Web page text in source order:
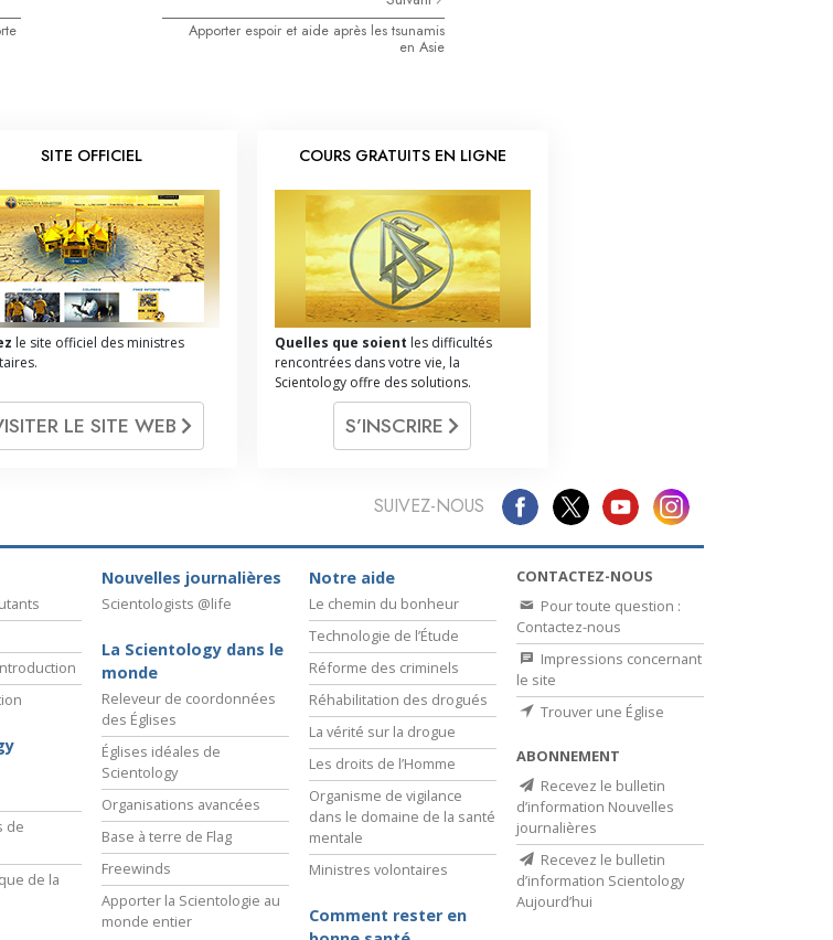
Apporter espoir et aide après les tsunamis
en Asie
SITE OFFICIEL
le site officiel des ministres
LE SITE WEB
COURS GRATUITS EN LIGNE
Quelles que soient les difficultés
rencontrées dans votre vie, la
Scientology offre des solutions.
S’INSCRIRE
SUIVEZ-NOUS
de
de la
Nouvelles journalières
Scientologists @life
La Scientology dans le
monde
Releveur de coordonnées
des Églises
Églises idéales de
Scientology
Organisations avancées
Base à terre de Flag
Freewinds
Apporter la Scientologie au
monde entier
Notre aide
Le chemin du bonheur
Technologie de l’Étude
Réforme des criminels
Réhabilitation des drogués
La vérité sur la drogue
Les droits de l’Homme
Organisme de vigilance
dans le domaine de la santé
mentale
Ministres volontaires
Comment rester en
CONTACTEZ-NOUS
Pour toute question :
Contactez-nous
Impressions concernant
le site
Trouver une Église
ABONNEMENT
Recevez le bulletin
d’information Nouvelles
journalières
Recevez le bulletin
d’information Scientology
Aujourd’hui